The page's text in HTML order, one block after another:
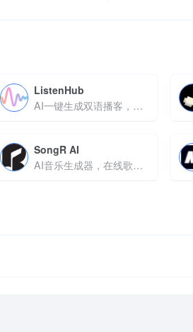
ListenHub
AI一键生成双语播客，智能适配学习与创作需求
SongR AI
AI音乐生成器，在线歌曲创作工具